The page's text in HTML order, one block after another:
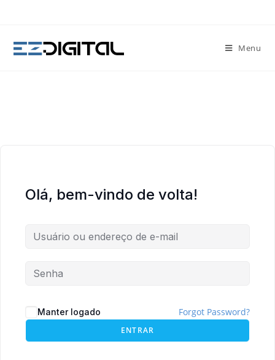
Menu
Olá, bem-vindo de volta!
Manter logado Forgot Password?
ENTRAR